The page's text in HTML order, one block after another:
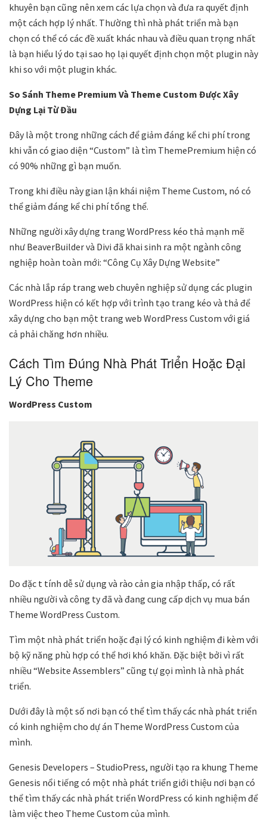
khuyên bạn cũng nên xem các lựa chọn và đưa ra quyết định
một cách hợp lý nhất. Thường thì nhà phát triển mà bạn
chọn có thể có các đề xuất khác nhau và điều quan trọng nhất
là bạn hiểu lý do tại sao họ lại quyết định chọn một plugin này
khi so với một plugin khác.
So Sánh Theme Premium Và Theme Custom Được Xây
Dựng Lại Từ Đầu
Đây là một trong những cách để giảm đáng kể chi phí trong
khi vẫn có giao diện “Custom” là tìm ThemePremium hiện có
có 90% những gì bạn muốn.
Trong khi điều này gian lận khái niệm Theme Custom, nó có
thể giảm đáng kể chi phí tổng thể.
Những người xây dựng trang WordPress kéo thả mạnh mẽ
như BeaverBuilder và Divi đã khai sinh ra một ngành công
nghiệp hoàn toàn mới: “Công Cụ Xây Dựng Website”
Các nhà lắp ráp trang web chuyên nghiệp sử dụng các plugin
WordPress hiện có kết hợp với trình tạo trang kéo và thả để
xây dựng cho bạn một trang web WordPress Custom với giá
cả phải chăng hơn nhiều.
Cách Tìm Đúng Nhà Phát Triển Hoặc Đại
Lý Cho Theme
WordPress Custom
Do đặc t tính dễ sử dụng và rào cản gia nhập thấp, có rất
nhiều người và công ty đã và đang cung cấp dịch vụ mua bán
Theme WordPress Custom.
Tìm một nhà phát triển hoặc đại lý có kinh nghiệm đi kèm với
bộ kỹ năng phù hợp có thể hơi khó khăn. Đặc biệt bởi vì rất
nhiều “Website Assemblers” cũng tự gọi mình là nhà phát
triển.
Dưới đây là một số nơi bạn có thể tìm thấy các nhà phát triển
có kinh nghiệm cho dự án Theme WordPress Custom của
mình.
Genesis Developers – StudioPress, người tạo ra khung Theme
Genesis nổi tiếng có một nhà phát triển giới thiệu nơi bạn có
thể tìm thấy các nhà phát triển WordPress có kinh nghiệm để
làm việc theo Theme Custom của mình.